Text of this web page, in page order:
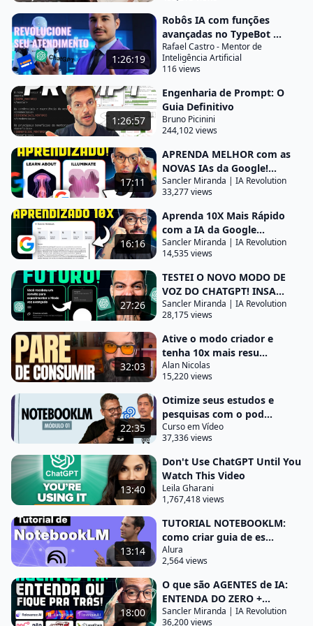
elevador pegou e falou para mim que ela
trabalhava com ciência ouftivi Para mim seria uma
visão geral sobre esse assunto e é sempre assim
que eu começo a aprender alguma coisa vamos
supor que
eu quero aprender sobre juros compostos eu ouço
alguém fal falando alguma coisa eu vejo um vídeo
no YouTube para ter essa ideia geral e aquilo fica na
minha cabeça eu percebi que eu sempre começava
com uma visão geral Você pode até ir anotando vai
entendendo como que você aprende Por enquanto
não precisa estar em ordem porque depois você vai
fazendo essas adaptações nesse prompt eu já vou
deixar um GPT para você que vai gostar desse
mesmo Framework esse mesmo estilo de
aprendizagem que eu tenho vou deixar aqui abaixo
na descrição então primeiro eu começo pedindo
uma visão geral simples do conceito eu não quero
nada aprofundado eu não quero Ainda nada muito
complexo porque eu quero aprender como se
eu percebi que eu sempre pedi uma analogia com o
mundo real para ilustrar esse conceito para eu
entender melhor tá me dá uma analogia eu sempre
pedia pro chat GPT ou no Claudio algo que eu
conseguisse visualizar na minha cabeça que tem a
ver com aquele conteúdo esse então é o segundo
passo e aí depois que eu tinha essas duas coisas
veja se isso acontece com
você também eu precis precisava de uma
explicação progressiva eu queria partir desse mais
simples que começou aqui em cima mas eu
também queria entender de maneira aprofundada
1:26:19
Robôs IA com funções
avançadas no TypeBot ...
Rafael Castro - Mentor de
Inteligência Artificial
116 views
1:26:57
Engenharia de Prompt: O
Guia Definitivo
Bruno Picinini
244,102 views
17:11
APRENDA MELHOR com as
NOVAS IAs da Google!...
Sancler Miranda | IA Revolution
33,277 views
16:16
Aprenda 10X Mais Rápido
com a IA da Google...
Sancler Miranda | IA Revolution
14,535 views
27:26
TESTEI O NOVO MODO DE
VOZ DO CHATGPT! INSA...
Sancler Miranda | IA Revolution
28,175 views
32:03
Ative o modo criador e
tenha 10x mais resu...
Alan Nicolas
15,220 views
22:35
Otimize seus estudos e
pesquisas com o pod...
Curso em Vídeo
37,336 views
13:40
Don't Use ChatGPT Until You
Watch This Video
Leila Gharani
1,767,418 views
13:14
TUTORIAL NOTEBOOKLM:
como criar guia de es...
Alura
2,564 views
18:00
O que são AGENTES de IA:
ENTENDA DO ZERO +...
Sancler Miranda | IA Revolution
36,200 views